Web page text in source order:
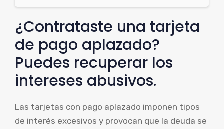
¿Contrataste una tarjeta
de pago aplazado?
Puedes recuperar los
intereses abusivos.
Las tarjetas con pago aplazado imponen tipos
de interés excesivos y provocan que la deuda se